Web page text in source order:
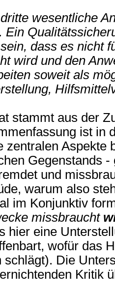
wesentliche
Ein
dass es nicht
wird und den
soweit als
stammt aus der
ist in
zentralen Aspekte
Gegenstands -
und
warum also
im Konjunktiv
missbraucht
hier eine
wofür das
schlägt). Die
Kritik